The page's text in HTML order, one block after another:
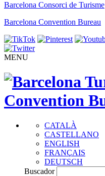
Barcelona Consorci de Turisme
Barcelona Convention Bureau
MENU
CATALÀ
CASTELLANO
ENGLISH
FRANÇAIS
DEUTSCH
Buscador